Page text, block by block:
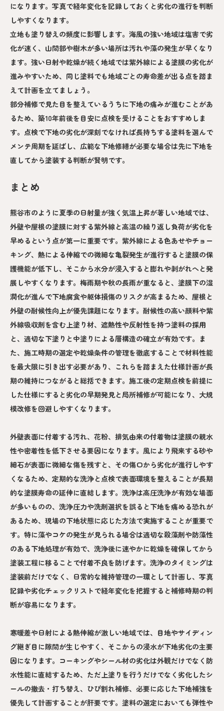
になります。写真で経年変化を記録しておくと劣化の進行を判断
しやすくなります。
立地も塗り替えの頻度に影響します。海風の強い地域は塩害で劣
化が速く、山間部や樹木が多い場所は汚れや藻の発生が早くなり
ます。強い日射や乾燥が続く地域では紫外線による塗膜の劣化が
進みやすいため、同じ塗料でも地域ごとの寿命差が出る点を踏ま
えて計画を立てましょう。
部分補修で見た目を整えているうちに下地の痛みが進むことがあ
るため、築10年前後を目安に点検を受けることをおすすめしま
す。点検で下地の劣化が深刻でなければ長持ちする塗料を選んで
メンテ周期を延ばし、広範な下地修繕が必要な場合は先に下地を
直してから塗装する判断が賢明です。
まとめ
熊谷市のように夏季の日射量が強く気温上昇が著しい地域では、
外壁や屋根の塗膜に対する紫外線と高温の繰り返し負荷が劣化を
早めるという点が第一に重要です。紫外線による色あせやチョー
キング、熱による伸縮での微細な亀裂発生が進行すると塗膜の保
護機能が低下し、そこから水分が浸入すると膨れや剥がれへと発
展しやすくなります。梅雨期や秋の長雨が重なると、塗膜下の湿
潤化が進んで下地腐食や躯体損傷のリスクが高まるため、屋根と
外壁の耐候性向上が優先課題になります。耐候性の高い顔料や紫
外線吸収剤を含む上塗り材、遮熱性や反射性を持つ塗料の採用
と、適切な下塗りと中塗りによる層構造の確立が有効です。ま
た、施工時期の選定や乾燥条件の管理を徹底することで材料性能
を最大限に引き出す必要があり、これらを踏まえた仕様計画が長
期の維持につながると総括できます。施工後の定期点検を前提に
した仕様にすると劣化の早期発見と局所補修が可能になり、大規
模改修を回避しやすくなります。
外壁表面に付着する汚れ、花粉、排気由来の付着物は塗膜の親水
性や密着性を低下させる要因になります。風により飛来する砂や
細石が表面に微細な傷を残すと、その傷口から劣化が進行しやす
くなるため、定期的な洗浄と点検で表面環境を整えることが長期
的な塗膜寿命の延伸に直結します。洗浄は高圧洗浄が有効な場面
が多いものの、洗浄圧力や洗剤選択を誤ると下地を痛める恐れが
あるため、現場の下地状態に応じた方法で実施することが重要で
す。特に藻やコケの発生が見られる場合は適切な殺藻剤や防藻性
のある下地処理が有効で、洗浄後に速やかに乾燥を確保してから
塗装工程に移ることで付着不良を防げます。洗浄のタイミングは
塗装前だけでなく、日常的な維持管理の一環として計画し、写真
記録や劣化チェックリストで経年変化を把握すると補修時期の判
断が容易になります。
寒暖差や日射による熱伸縮が激しい地域では、目地やサイディン
グ継ぎ目に隙間が生じやすく、そこからの浸水が下地劣化の主要
因になります。コーキングやシール材の劣化は外観だけでなく防
水性能に直結するため、ただ上塗りを行うだけでなく劣化したシ
ールの撤去・打ち替え、ひび割れ補修、必要に応じた下地補強を
優先して計画することが肝要です。塗料の選定においても弾性や